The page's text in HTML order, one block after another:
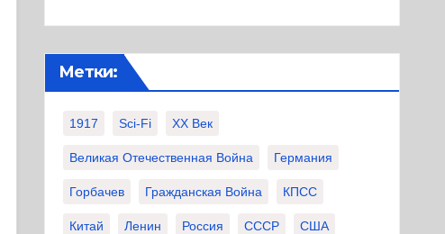
Метки:
1917 Sci-Fi XX Век
Великая Отечественная Война Германия
Горбачев Гражданская Война КПСС
Китай Ленин Россия СССР США